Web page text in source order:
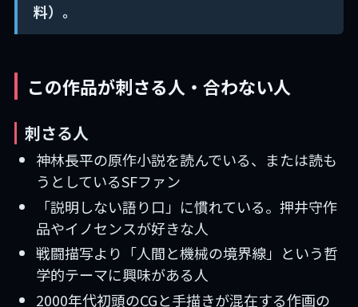
料）。
この作品が刺さる人・合わない人
刺さる人
神林長平の原作小説を読んでいる、または読も
うとしているSFファン
「説明しない語り口」に慣れている。押井守作
品やイノセンスが好きな人
戦闘描写より「人間と機械の境界線」という哲
学的テーマに興味がある人
2000年代初頭のCGと手描きが混在する作画の